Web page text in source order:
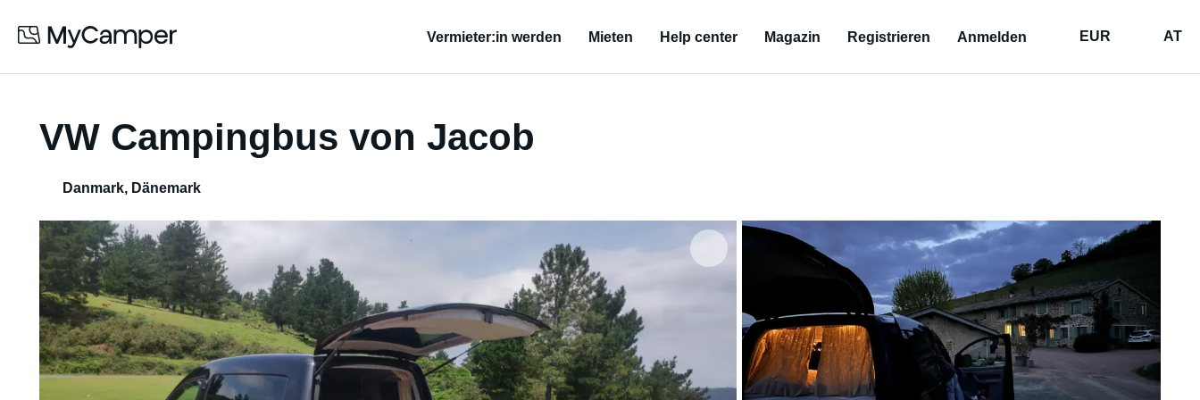
Vermieter:in werden Mieten Help center Magazin Registrieren Anmelden EUR AT
VW Campingbus von Jacob
Danmark, Dänemark